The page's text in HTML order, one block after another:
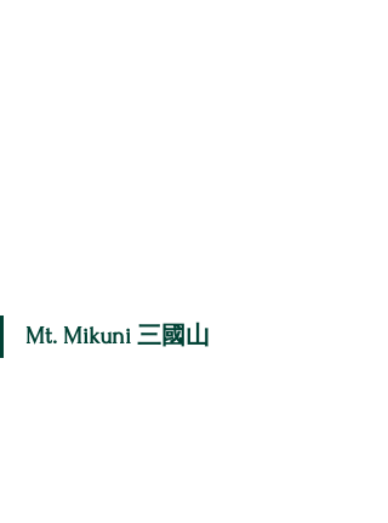
Mt. Mikuni 三國山